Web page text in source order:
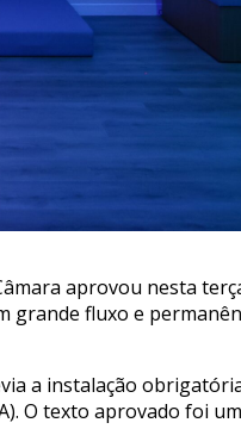
aprovou nesta
grande fluxo e
a instalação
O texto aprovado foi